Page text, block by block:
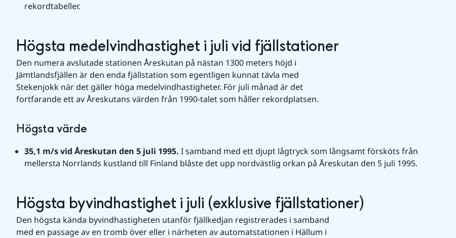
rekordtabeller.
Högsta medelvindhastighet i juli vid fjällstationer
Den numera avslutade stationen Åreskutan på nästan 1300 meters höjd i
Jämtlandsfjällen är den enda fjällstation som egentligen kunnat tävla med
Stekenjokk när det gäller höga medelvindhastigheter. För juli månad är det
fortfarande ett av Åreskutans värden från 1990-talet som håller rekordplatsen.
Högsta värde
35,1 m/s vid Åreskutan den 5 juli 1995. I samband med ett djupt lågtryck som långsamt försköts från
mellersta Norrlands kustland till Finland blåste det upp nordvästlig orkan på Åreskutan den 5 juli 1995.
Högsta byvindhastighet i juli (exklusive fjällstationer)
Den högsta kända byvindhastigheten utanför fjällkedjan registrerades i samband
med en passage av en tromb över eller i närheten av automatstationen i Hällum i